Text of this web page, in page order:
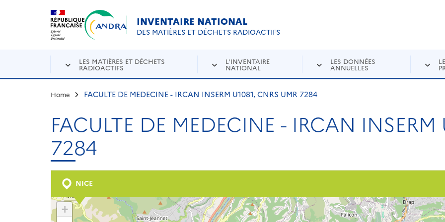
Aller au contenu principal
INVENTAIRE NATIONAL
DES MATIÈRES ET DÉCHETS RADIOACTIFS
LES MATIÈRES ET DÉCHETS
RADIOACTIFS
L'INVENTAIRE
NATIONAL
LES DONNÉES
ANNUELLES
Home FACULTE DE MEDECINE - IRCAN INSERM U1081, CNRS UMR 7284
FACULTE DE MEDECINE - IRCAN
7284
NICE
+